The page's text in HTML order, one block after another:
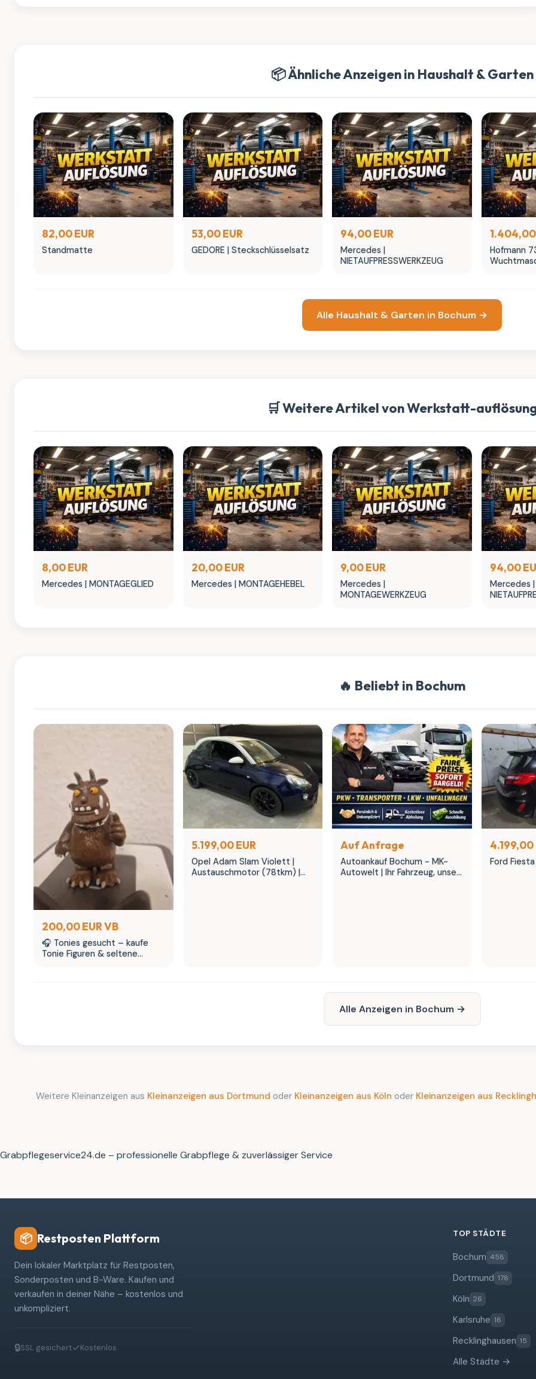
📦 Ähnliche Anzeigen in Haushalt & Garten
82,00 EUR
Standmatte
53,00 EUR
GEDORE | Steckschlüsselsatz
94,00 EUR
Mercedes |
NIETAUFPRESSWERKZEUG
1.404,00
Hofmann
Alle Haushalt & Garten in Bochum →
🛒 Weitere Artikel von Werkstatt-
8,00 EUR
Mercedes | MONTAGEGLIED
20,00 EUR
Mercedes | MONTAGEHEBEL
9,00 EUR
Mercedes |
MONTAGEWERKZEUG
94,00
Mercedes |
🔥 Beliebt in Bochum
200,00 EUR VB
🎧 Tonies gesucht – kaufe
Tonie Figuren & seltene
5.199,00 EUR
Opel Adam Slam Violett |
Austauschmotor (78tkm) |
Auf Anfrage
Autoankauf Bochum - MK-
Autowelt | Ihr Fahrzeug, unser
4.199,00
Ford
Alle Anzeigen in Bochum →
Weitere Kleinanzeigen aus Kleinanzeigen aus Dortmund oder Kleinanzeigen aus Köln oder Kleinanzeigen aus
Grabpflegeservice24.de – professionelle Grabpflege & zuverlässiger Service
📦 Restposten Plattform
Dein lokaler Marktplatz für Restposten,
Sonderposten und B-Ware. Kaufen und
verkaufen in deiner Nähe – kostenlos und
unkompliziert.
🔒SSL gesichert✓Kostenlos
TOP STÄDTE
Bochum 458
Dortmund 178
Köln 26
Karlsruhe 16
Recklinghausen 15
Alle Städte →